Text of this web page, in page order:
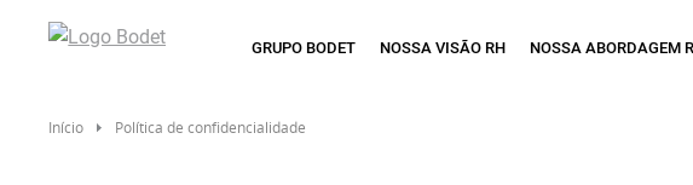
principal
GRUPO BODET NOSSA VISÃO RH NOSSA ABORDAGEM
Início Política de confidencialidade